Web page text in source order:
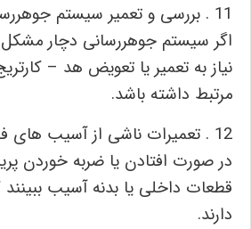
اگر سیستم جوهررسانی دچار
نیاز به تعمیر یا تعویض هد – کارتریج
مرتبط داشته باشد.
12 . تعمیرات ناشی از آسیب ‌های فیزیکی
در صورت افتادن یا ضربه خوردن
قطعات داخلی یا بدنه آسیب ببینند که
دارند.